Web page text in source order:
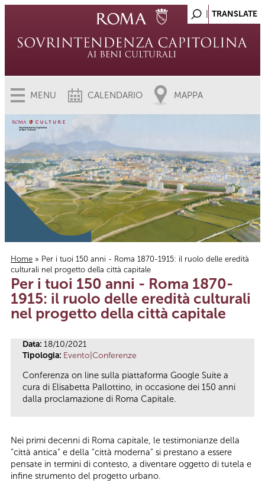
MENU CALENDARIO MAPPA
Tu sei qui
Home » Per i tuoi 150 anni - Roma 1870-1915: il ruolo delle eredità
culturali nel progetto della città capitale
Per i tuoi 150 anni - Roma 1870-
1915: il ruolo delle eredità culturali
nel progetto della città capitale
Data: 18/10/2021
Tipologia: Evento|Conferenze
Conferenza on line sulla piattaforma Google Suite a
cura di Elisabetta Pallottino, in occasione dei 150 anni
dalla proclamazione di Roma Capitale.
Nei primi decenni di Roma capitale, le testimonianze della
“città antica” e della “città moderna” si prestano a essere
pensate in termini di contesto, a diventare oggetto di tutela e
infine strumento del progetto urbano.